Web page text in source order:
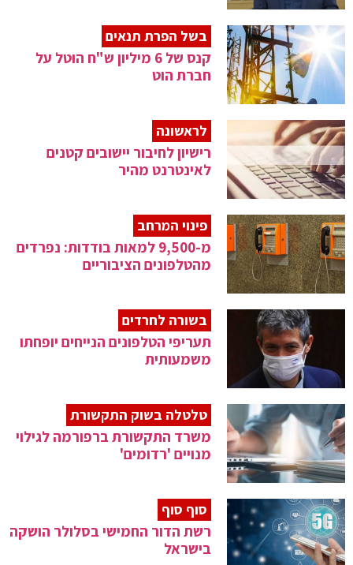
בשל הפרת תנאים
קנס של 6 מיליון ש"ח הוטל על
חברת הוט
לראשונה
רישיון לחיבור יישובים קטנים
לאינטרנט מהיר
פינוי המרחב
מ-9,500 למאות בודדות: נפרדים
מהטלפונים הציבוריים
בשורה לחרדים
תעריפי הטלפונים הנייחים יופחתו
משמעותית
טלטלה בשוק התקשורת
משרד התקשורת ברפורמה לגילוי
מנויים 'רדומים'
סוף סוף
רשת הדור החמישי בסלולר הושקה
בישראל